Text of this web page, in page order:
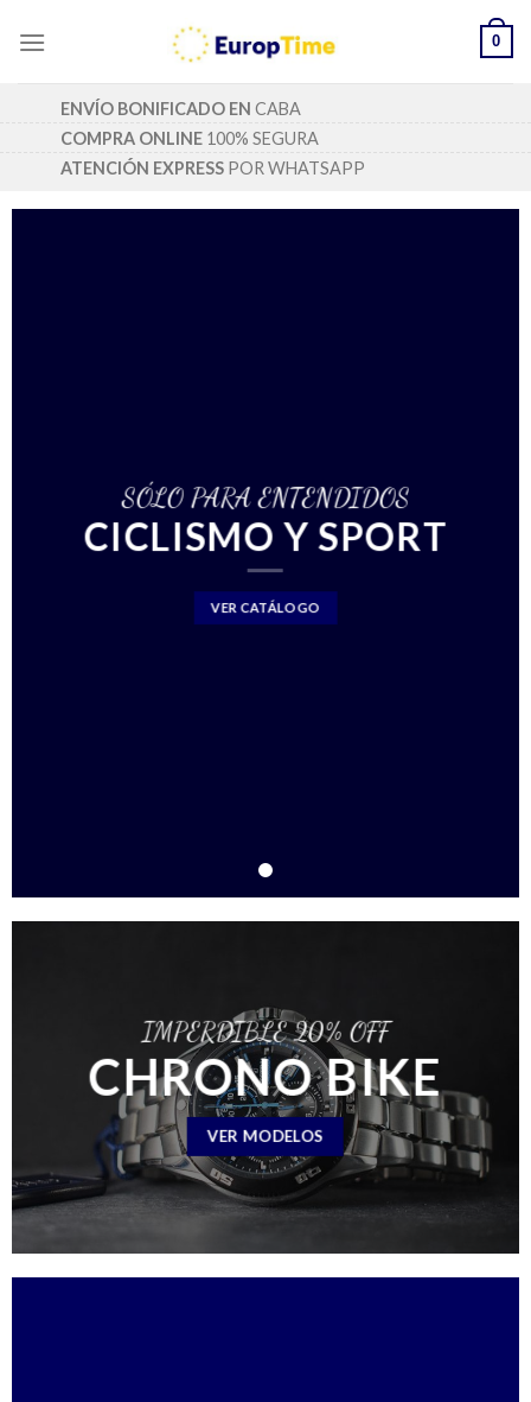
0
ENVÍO BONIFICADO EN CABA
COMPRA ONLINE 100% SEGURA
ATENCIÓN EXPRESS POR WHATSAPP
SÓLO PARA ENTENDIDOS
CICLISMO Y SPORT
VER CATÁLOGO
IMPERDIBLE 20% OFF
CHRONO BIKE
VER MODELOS